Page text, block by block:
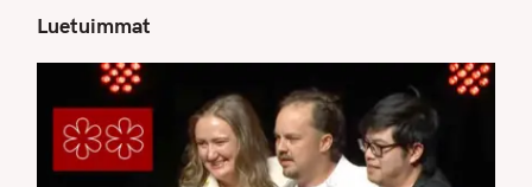
Luetuimmat
S
e
a